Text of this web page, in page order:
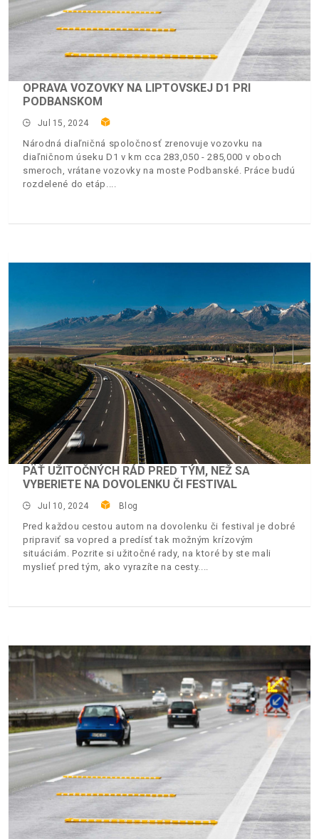
OPRAVA VOZOVKY NA LIPTOVSKEJ D1 PRI
PODBANSKOM
Jul 15, 2024
Národná diaľničná spoločnosť zrenovuje vozovku na
diaľničnom úseku D1 v km cca 283,050 - 285,000 v oboch
smeroch, vrátane vozovky na moste Podbanské. Práce budú
rozdelené do etáp.
PÄŤ UŽITOČNÝCH RÁD PRED TÝM, NEŽ SA
VYBERIETE NA DOVOLENKU ČI FESTIVAL
Jul 10, 2024 Blog
Pred každou cestou autom na dovolenku či festival je dobré
pripraviť sa vopred a predísť tak možným krízovým
situáciám. Pozrite si užitočné rady, na ktoré by ste mali
myslieť pred tým, ako vyrazíte na cesty.